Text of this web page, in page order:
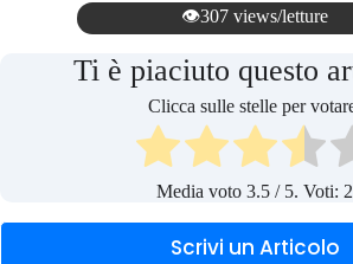
👁️307 views/letture
Ti è piaciuto questo
Clicca sulle stelle per
Media voto3.5 / 5. Voti: 2
Scrivi un Articolo